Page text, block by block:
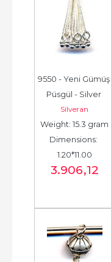
9550 - Yeni Gümüş
Püsgül - Silver
Tassel -  شرابة فضية
جديدة - الخرزة...
Silveran
Weight: 15.3 gram
Dimensions:
1.20*11.00
3.906,12